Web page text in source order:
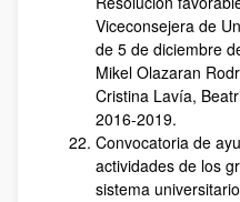
Viceconsejera de
de 5 de diciembre
Mikel Olazaran
Cristina Lavía,
2016-2019.
Convocatoria de
actividades de los
sistema